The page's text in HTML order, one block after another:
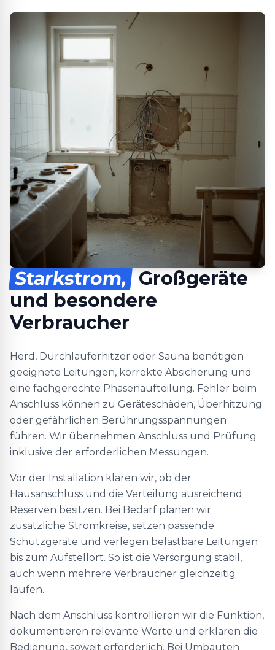
Starkstrom,
Großgeräte
und besondere
Verbraucher
Herd, Durchlauferhitzer oder Sauna benötigen
geeignete Leitungen, korrekte Absicherung und
eine fachgerechte Phasenaufteilung. Fehler beim
Anschluss können zu Geräteschäden, Überhitzung
oder gefährlichen Berührungsspannungen
führen. Wir übernehmen Anschluss und Prüfung
inklusive der erforderlichen Messungen.
Vor der Installation klären wir, ob der
Hausanschluss und die Verteilung ausreichend
Reserven besitzen. Bei Bedarf planen wir
zusätzliche Stromkreise, setzen passende
Schutzgeräte und verlegen belastbare Leitungen
bis zum Aufstellort. So ist die Versorgung stabil,
auch wenn mehrere Verbraucher gleichzeitig
laufen.
Nach dem Anschluss kontrollieren wir die Funktion,
dokumentieren relevante Werte und erklären die
Bedienung, soweit erforderlich. Bei Umbauten